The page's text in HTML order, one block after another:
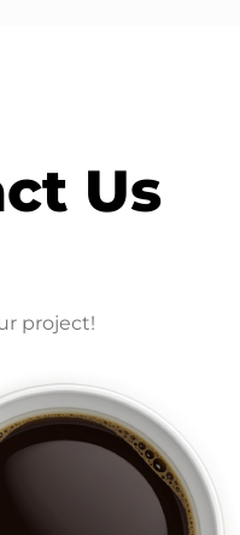
Us
project!